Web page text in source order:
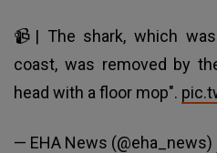
📹| The shark, which
coast, was removed by
head with a floor mop".
— EHA News (@eha_news)